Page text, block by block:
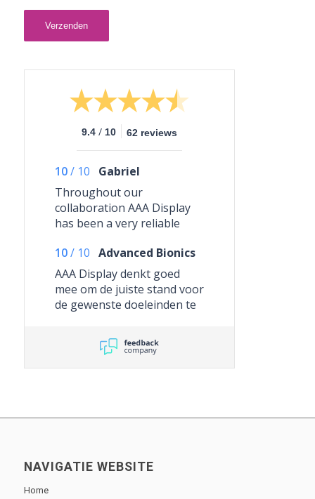
9.4 / 10 62 reviews
10 / 10
Gabriel
Throughout our
collaboration AAA Display
has been a very reliable
service addresses matters
efficiently, providing well-
informed advice. The results
have been consistently
good and with an emphasis
They have and will continue
10 / 10 Advanced Bionics
AAA Display denkt goed
mee om de juiste stand voor
de gewenste doeleinden te
NAVIGATIE WEBSITE
Home